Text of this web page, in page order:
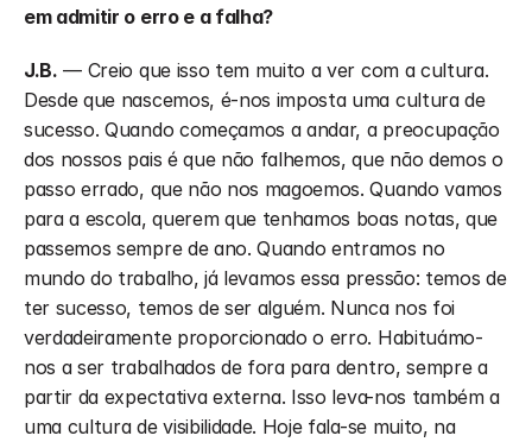
em admitir o erro e a falha?
J.B. — Creio que isso tem muito a ver com a cultura.
Desde que nascemos, é-nos imposta uma cultura de
sucesso. Quando começamos a andar, a preocupação
dos nossos pais é que não falhemos, que não demos o
passo errado, que não nos magoemos. Quando vamos
para a escola, querem que tenhamos boas notas, que
passemos sempre de ano. Quando entramos no
mundo do trabalho, já levamos essa pressão: temos de
ter sucesso, temos de ser alguém. Nunca nos foi
verdadeiramente proporcionado o erro. Habituámo-
nos a ser trabalhados de fora para dentro, sempre a
partir da expectativa externa. Isso leva-nos também a
uma cultura de visibilidade. Hoje fala-se muito, na